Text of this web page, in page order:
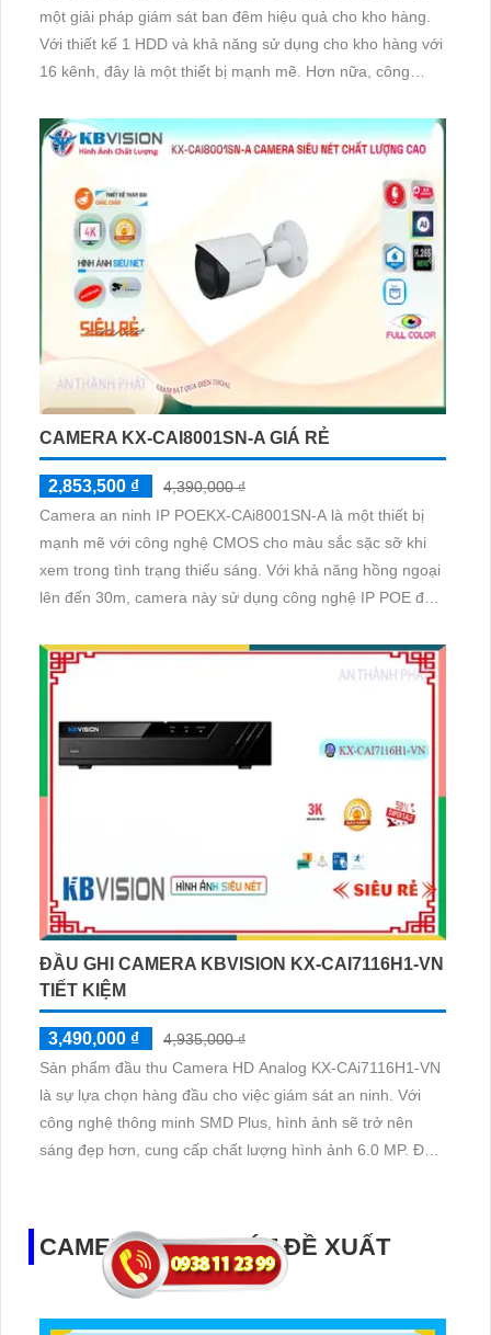
một giải pháp giám sát ban đêm hiệu quả cho kho hàng.
Với thiết kế 1 HDD và khả năng sử dụng cho kho hàng với
16 kênh, đây là một thiết bị mạnh mẽ. Hơn nữa, công
tốt trong các công trình lớn
CAMERA KX-CAI8001SN-A GIÁ RẺ
2,853,500 ₫
4,390,000 ₫
Camera an ninh IP POEKX-CAi8001SN-A là một thiết bị
mạnh mẽ với công nghệ CMOS cho màu sắc sặc sỡ khi
xem trong tình trạng thiếu sáng. Với khả năng hồng ngoại
lên đến 30m, camera này sử dụng công nghệ IP POE để
kiệm băng thông với H.265/H
ĐẦU GHI CAMERA KBVISION KX-CAI7116H1-VN
TIẾT KIỆM
3,490,000 ₫
4,935,000 ₫
Sản phẩm đầu thu Camera HD Analog KX-CAi7116H1-VN
là sự lựa chọn hàng đầu cho việc giám sát an ninh. Với
công nghệ thông minh SMD Plus, hình ảnh sẽ trở nên
sáng đẹp hơn, cung cấp chất lượng hình ảnh 6.0 MP. Đặc
CAMERA QUAN SÁT ĐỀ XUẤT